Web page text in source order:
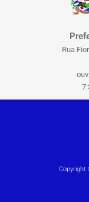
Rua
Copyright